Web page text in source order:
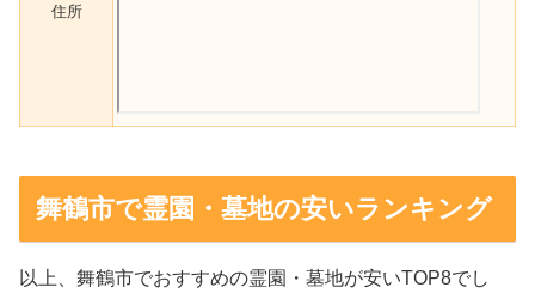
住所
舞鶴市で霊園・墓地の安いランキング
以上、舞鶴市でおすすめの霊園・墓地が安いTOP8でし